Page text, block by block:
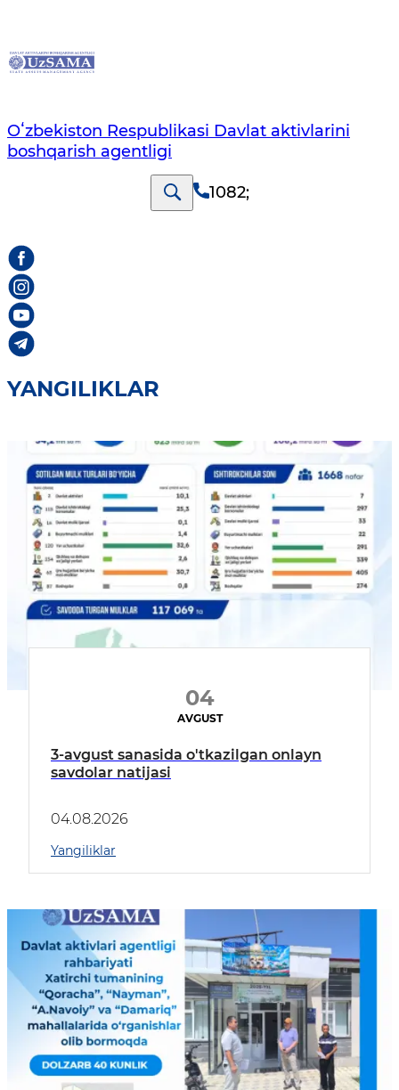
Oʻzbekiston Respublikasi Davlat aktivlarini
boshqarish agentligi
1082;
YANGILIKLAR
04
AVGUST
3-avgust sanasida o'tkazilgan onlayn
savdolar natijasi
04.08.2026
Yangiliklar